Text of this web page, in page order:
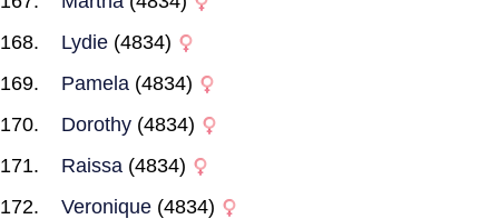
Lydie (4834)
Pamela (4834)
Dorothy (4834)
Raissa (4834)
Veronique (4834)